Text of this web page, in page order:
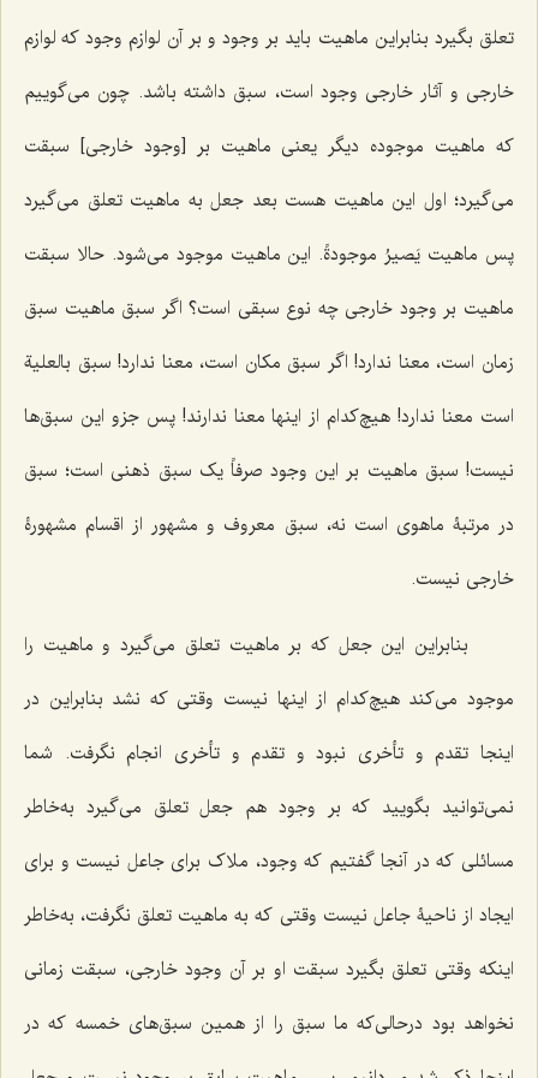
تعلق بگیرد بنابراین ماهیت باید بر وجود و بر آن لوازم وجود که لوازم
خارجی و آثار خارجی وجود است، سبق داشته باشد. چون می‌گوییم
که ماهیت موجوده دیگر یعنی ماهیت بر [وجود خارجی] سبقت
می‌گیرد؛ اول این ماهیت هست بعد جعل به ماهیت تعلق می‌گیرد
پس ماهیت یَصیرُ موجودةً. این ماهیت موجود می‌شود. حالا سبقت
ماهیت بر وجود خارجی چه نوع سبقی است؟ اگر سبق ماهیت سبق
زمان است، معنا ندارد! اگر سبق مکان است، معنا ندارد! سبق بالعلیة
است معنا ندارد! هیچ‌کدام از اینها معنا ندارند! پس جزو این سبق‌ها
نیست! سبق ماهیت بر این وجود صرفاً یک سبق ذهنی است؛ سبق
در مرتبۀ ماهوی است نه، سبق معروف و مشهور از اقسام مشهورۀ
خارجی نیست.
بنابراین این جعل که بر ماهیت تعلق می‌گیرد و ماهیت را
موجود می‌کند هیچ‌کدام از اینها نیست وقتی که نشد بنابراین در
اینجا تقدم و تأخری نبود و تقدم و تأخری انجام نگرفت. شما
نمی‌توانید بگویید که بر وجود هم جعل تعلق می‌گیرد به‌خاطر
مسائلی که در آنجا گفتیم که وجود، ملاک برای جاعل نیست و برای
ایجاد از ناحیۀ جاعل نیست وقتی که به ماهیت تعلق نگرفت، به‌خاطر
اینکه وقتی تعلق بگیرد سبقت او بر آن وجود خارجی، سبقت زمانی
نخواهد بود درحالی‌که ما سبق را از همین سبق‌های خمسه که در